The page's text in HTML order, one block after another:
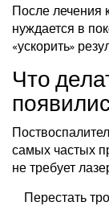
После лечения
нуждается в
«ускорить»
Что
самых частых
не требует
Перестать